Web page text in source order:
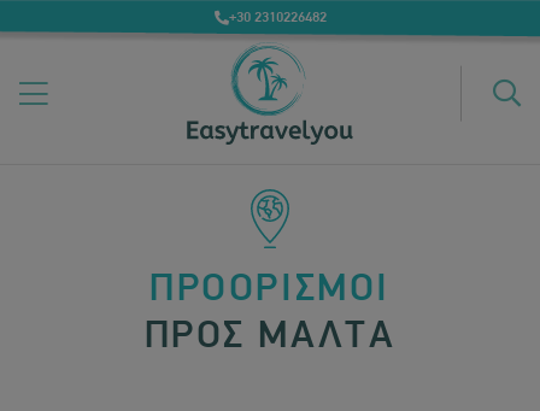
+30 2310226482
ΠΡΟΟΡΙΣΜΟΙ
ΠΡΟΣ ΜΑΛΤΑ